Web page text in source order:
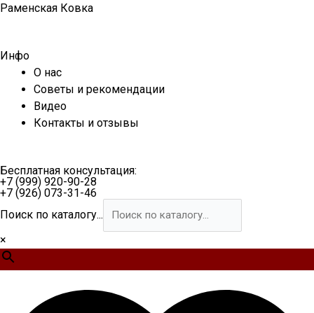
Перейти
Раменская Ковка
Инфо
О нас
Советы и рекомендации
Видео
Контакты и отзывы
Бесплатная консультация:
+7 (999) 920-90-28
+7 (926) 073-31-46
Поиск по каталогу...
×